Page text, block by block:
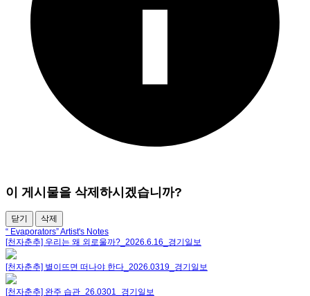
이 게시물을 삭제하시겠습니까?
닫기
삭제
“ Evaporators” Artist's Notes
[천자춘추] 우리는 왜 외로울까?_2026.6.16_경기일보
[천자춘추] 별이뜨면 떠나야 한다_2026.0319_경기일보
[천자춘추] 완주 습관_26.0301_경기일보